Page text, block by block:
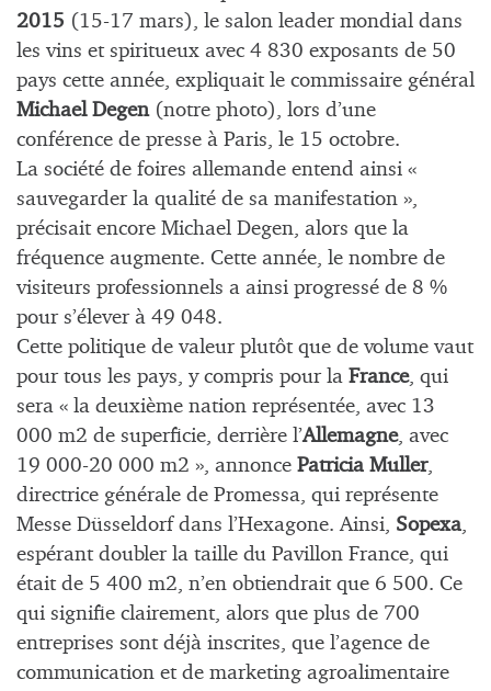
2015 (15-17 mars), le salon leader mondial dans
les vins et spiritueux avec 4 830 exposants de 50
pays cette année, expliquait le commissaire général
Michael Degen(notre photo), lors d’une
conférence de presse à Paris, le 15 octobre.
La société de foires allemande entend ainsi «
sauvegarder la qualité de sa manifestation »,
précisait encore Michael Degen, alors que la
fréquence augmente. Cette année, le nombre de
visiteurs professionnels a ainsi progressé de 8 %
pour s’élever à 49 048.
Cette politique de valeur plutôt que de volume vaut
pour tous les pays, y compris pour la France, qui
sera « la deuxième nation représentée, avec 13
000 m2 de superficie, derrière l’Allemagne, avec
19 000-20 000 m2 », annonce Patricia Muller,
directrice générale de Promessa, qui représente
Messe Düsseldorf dans l’Hexagone. Ainsi, Sopexa,
espérant doubler la taille du Pavillon France, qui
était de 5 400 m2, n’en obtiendrait que 6 500. Ce
qui signifie clairement, alors que plus de 700
entreprises sont déjà inscrites, que l’agence de
communication et de marketing agroalimentaire